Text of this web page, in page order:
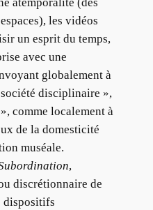
les vidéos
un esprit du temps,
avec une
globalement à
disciplinaire »,
comme localement à
de la domesticité
muséale.
,
discrétionnaire de
dispositifs